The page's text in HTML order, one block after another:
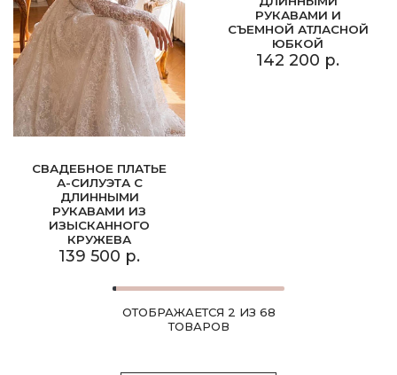
СВАДЕБНОЕ ПЛАТЬЕ
А-СИЛУЭТА С
ДЛИННЫМИ
РУКАВАМИ ИЗ
ИЗЫСКАННОГО
КРУЖЕВА
139 500 р.
РУКАВАМИ И
СЪЕМНОЙ АТЛАСНОЙ
ЮБКОЙ
142 200 р.
ОТОБРАЖАЕТСЯ 2 ИЗ 68
ТОВАРОВ